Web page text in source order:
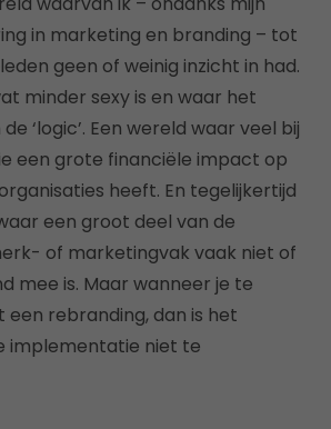
in marketing en branding – tot
geen of weinig inzicht in had.
minder sexy is en waar het
‘logic’. Een wereld waar veel bij
een grote financiële impact op
heeft. En tegelijkertijd
een groot deel van de
of marketingvak vaak niet of
mee is. Maar wanneer je te
rebranding, dan is het
implementatie niet te